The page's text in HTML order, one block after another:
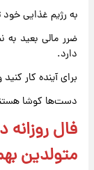
به رژیم غذایی
ضرر مالی بعید به
دارد.
برای آینده کار
دست‌ها کوشا هستند،
متولدین